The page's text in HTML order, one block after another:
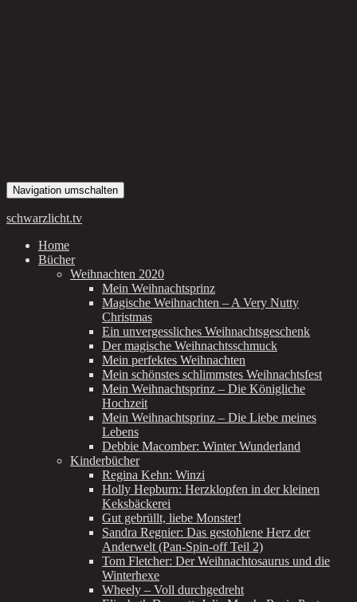
Navigation umschalten
schwarzlicht.tv
Home
Bücher
Weihnachten 2020
Mein Weihnachtsprinz
Magische Weihnachten – A Very Nutty
Christmas
Ein unvergessliches Weihnachtsgeschenk
Der magische Weihnachtsschmuck
Mein perfektes Weihnachten
Mein schönstes schlimmstes Weihnachtsfest
Mein Weihnachtsprinz – Die Königliche
Hochzeit
Mein Weihnachtsprinz – Die Liebe meines
Lebens
Debbie Macomber: Winter Wunderland
Kinderbücher
Regina Kehn: Winzi
Holly Hepburn: Herzklopfen in der kleinen
Keksbäckerei
Gut gebrüllt, liebe Monster!
Sandra Regnier: Das gestohlene Herz der
Anderwelt (Pan-Spin-off Teil 2)
Tom Fletcher: Der Weihnachtosaurus und die
Winterhexe
Wheely – Voll durchgedreht